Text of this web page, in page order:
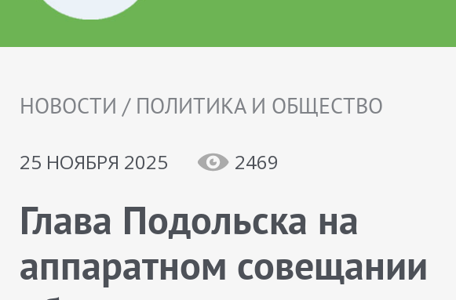
НОВОСТИ / ПОЛИТИКА И ОБЩЕСТВО
25 НОЯБРЯ 2025 2469
Глава Подольска на
аппаратном совещании